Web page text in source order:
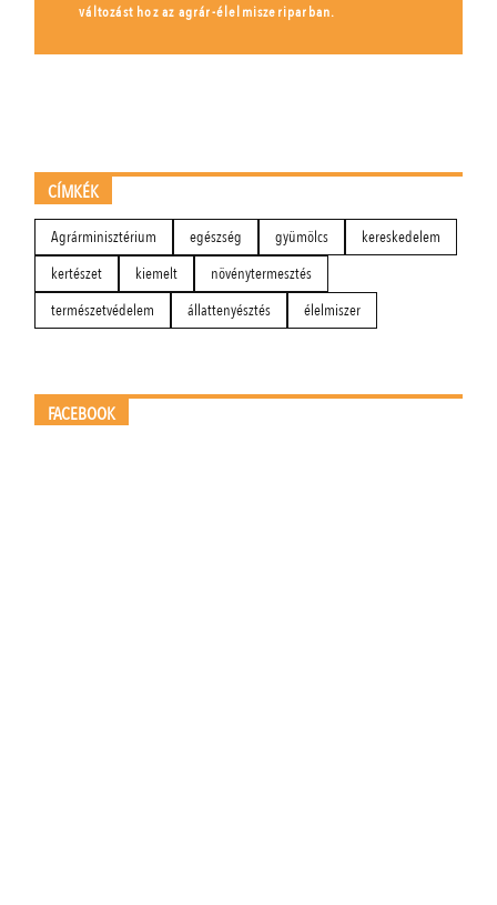
változást hoz az agrár-élelmiszeriparban.
CÍMKÉK
Agrárminisztérium egészség gyümölcs
kereskedelem
kertészet
kiemelt
növénytermesztés
természetvédelem
állattenyésztés élelmiszer
FACEBOOK